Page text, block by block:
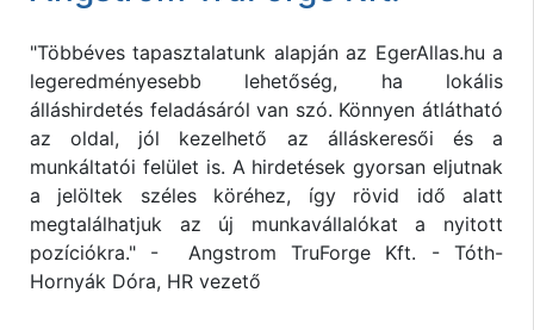
"Többéves tapasztalatunk alapján az EgerAllas.hu a
legeredményesebb lehetőség, ha lokális
álláshirdetés feladásáról van szó. Könnyen átlátható
az oldal, jól kezelhető az álláskeresői és a
munkáltatói felület is. A hirdetések gyorsan eljutnak
a jelöltek széles köréhez, így rövid idő alatt
megtalálhatjuk az új munkavállalókat a nyitott
pozíciókra." - Angstrom TruForge Kft. - Tóth-
Hornyák Dóra, HR vezető